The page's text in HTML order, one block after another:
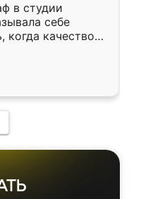
в студии
себе
когда качеством
уже почти